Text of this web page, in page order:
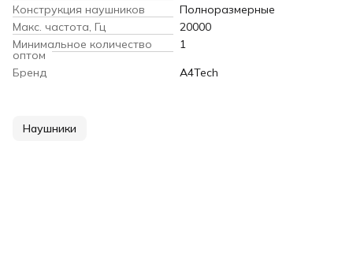
Конструкция наушников
Полноразмерные
Макс. частота, Гц
20000
Минимальное количество
оптом
1
Бренд
A4Tech
Наушники